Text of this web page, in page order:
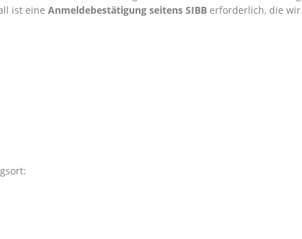
ist eine Anmeldebestätigung seitens SIBB erforderlich, die wir